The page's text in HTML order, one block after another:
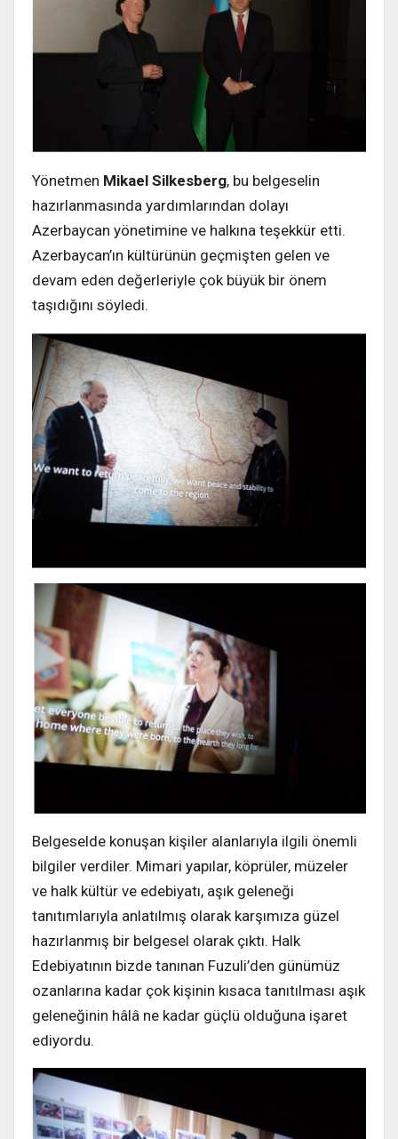
Yönetmen Mikael Silkesberg, bu belgeselin
hazırlanmasında yardımlarından dolayı
Azerbaycan yönetimine ve halkına teşekkür etti.
Azerbaycan’ın kültürünün geçmişten gelen ve
devam eden değerleriyle çok büyük bir önem
taşıdığını söyledi.
Belgeselde konuşan kişiler alanlarıyla ilgili önemli
bilgiler verdiler. Mimari yapılar, köprüler, müzeler
ve halk kültür ve edebiyatı, aşık geleneği
tanıtımlarıyla anlatılmış olarak karşımıza güzel
hazırlanmış bir belgesel olarak çıktı. Halk
Edebiyatının bizde tanınan Fuzuli’den günümüz
ozanlarına kadar çok kişinin kısaca tanıtılması aşık
geleneğinin hâlâ ne kadar güçlü olduğuna işaret
ediyordu.